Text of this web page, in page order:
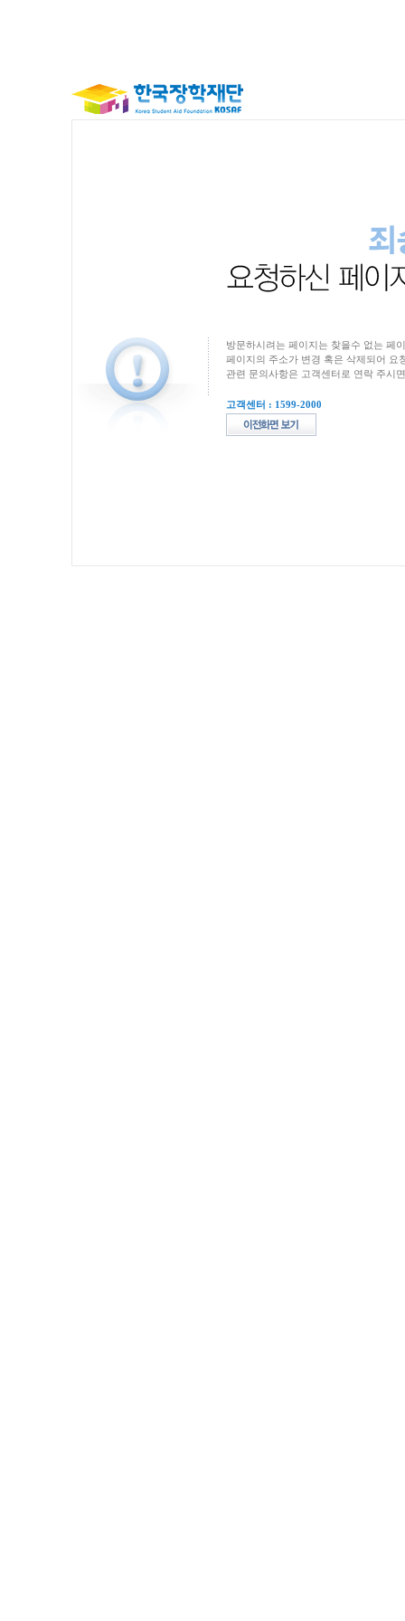
방문하시려는 페이지는 찾을수 없는 페
페이지의 주소가 변경 혹은 삭제되어 요
관련 문의사항은 고객센터로 연락 주시
고객센터 : 1599-2000